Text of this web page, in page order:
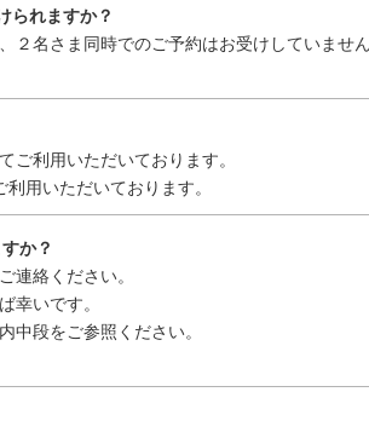
られますか？
名さま同時でのご予約はお受けしていません
利用いただいております。
用いただいております。
か？
連絡ください。
幸いです。
段をご参照ください。